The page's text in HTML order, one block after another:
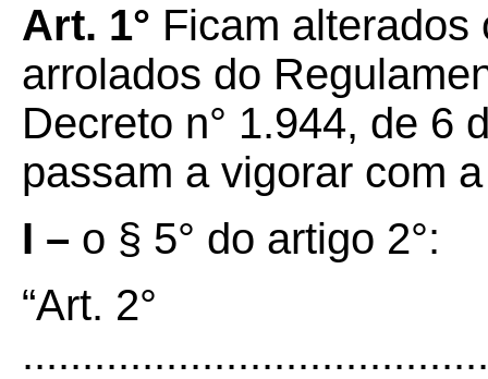
Art. 1° Ficam alterados
arrolados do
Decreto n° 1.944, de 6
passam a vigorar com
I – o § 5° do artigo 2°:
“Art. 2°